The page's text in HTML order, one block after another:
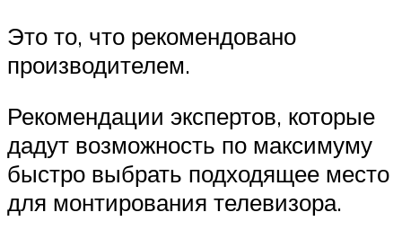
Это то, что рекомендовано
производителем.
Рекомендации экспертов, которые
дадут возможность по максимуму
быстро выбрать подходящее место
для монтирования телевизора.